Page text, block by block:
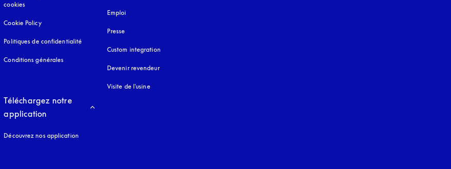
cookies
Cookie Policys’ouvre dans un nouvel onglet
Politiques de confidentialité
Conditions générales
Emploi
Presse
Custom integration
Devenir revendeur
Visite de l'usine
Téléchargez notre
application
Découvrez nos application